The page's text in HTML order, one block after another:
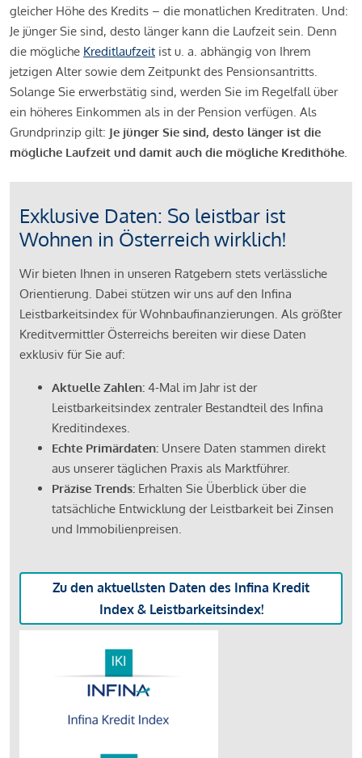
gleicher Höhe des Kredits – die monatlichen Kreditraten. Und:
Je jünger Sie sind, desto länger kann die Laufzeit sein. Denn
die mögliche Kreditlaufzeit ist u. a. abhängig von Ihrem
jetzigen Alter sowie dem Zeitpunkt des Pensionsantritts.
Solange Sie erwerbstätig sind, werden Sie im Regelfall über
ein höheres Einkommen als in der Pension verfügen. Als
Grundprinzip gilt: Je jünger Sie sind, desto länger ist die
mögliche Laufzeit und damit auch die mögliche Kredithöhe.
Exklusive Daten: So leistbar ist
Wohnen in Österreich wirklich!
Wir bieten Ihnen in unseren Ratgebern stets verlässliche
Orientierung. Dabei stützen wir uns auf den Infina
Leistbarkeitsindex für Wohnbaufinanzierungen. Als größter
Kreditvermittler Österreichs bereiten wir diese Daten
exklusiv für Sie auf:
Aktuelle Zahlen: 4-Mal im Jahr ist der
Leistbarkeitsindex zentraler Bestandteil des Infina
Kreditindexes.
Echte Primärdaten: Unsere Daten stammen direkt
aus unserer täglichen Praxis als Marktführer.
Präzise Trends: Erhalten Sie Überblick über die
tatsächliche Entwicklung der Leistbarkeit bei Zinsen
und Immobilienpreisen.
Zu den aktuellsten Daten des Infina Kredit
Index & Leistbarkeitsindex!